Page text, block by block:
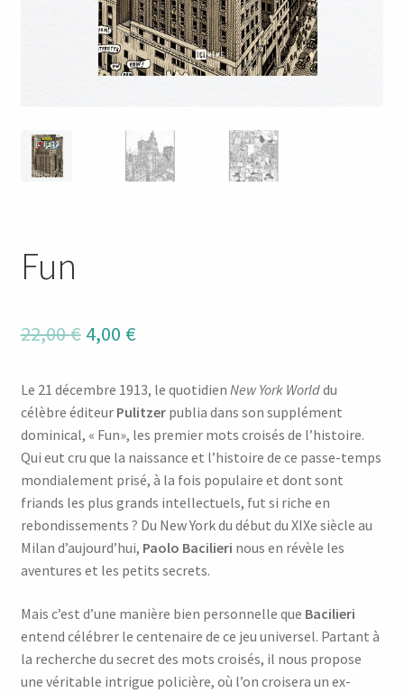
Fun
22,00€ Le
initial
était :
22,00 €.
4,00 €Le
actuel
est :
4,00 €.
Le 21 décembre 1913, le quotidien New York Worlddu
célèbre éditeur Pulitzerpublia dans son supplément
dominical, « Fun», les premier mots croisés de l’histoire.
Qui eut cru que la naissance et l’histoire de ce passe-temps
mondialement prisé, à la fois populaire et dont sont
friands les plus grands intellectuels, fut si riche en
rebondissements ? Du New York du début du XIXe siècle au
Milan d’aujourd’hui, Paolo Bacilieri nous en révèle les
aventures et les petits secrets.
Mais c’est d’une manière bien personnelle que Bacilieri
entend célébrer le centenaire de ce jeu universel. Partant à
la recherche du secret des mots croisés, il nous propose
une véritable intrigue policière, où l’on croisera un ex-